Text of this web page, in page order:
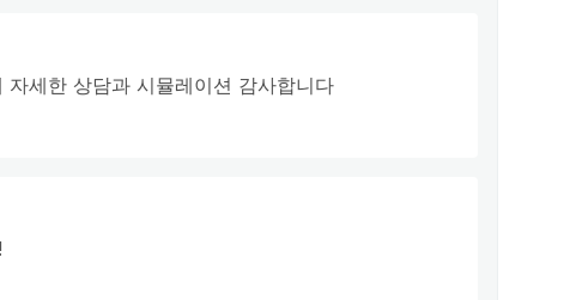
세한 상담과 시뮬레이션 감사합니다